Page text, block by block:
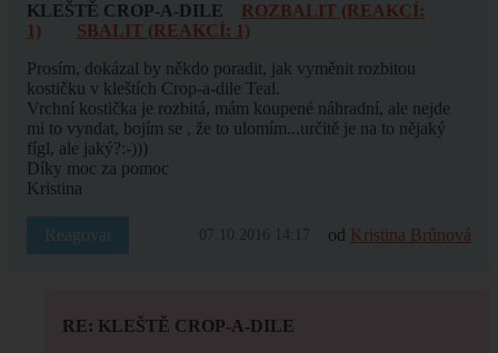
KLEŠTĚ CROP-A-DILE
ROZBALIT (REAKCÍ:
1)
SBALIT (REAKCÍ: 1)
Prosím, dokázal by někdo poradit, jak vyměnit rozbitou
kostičku v kleštích Crop-a-dile Teal.
Vrchní kostička je rozbitá, mám koupené náhradní, ale nejde
mi to vyndat, bojím se , že to ulomím...určitě je na to nějaký
fígl, ale jaký?:-)))
Díky moc za pomoc
Kristina
Reagovat 07.10.2016 14:17 od Kristina Brůnová
RE: KLEŠTĚ CROP-A-DILE